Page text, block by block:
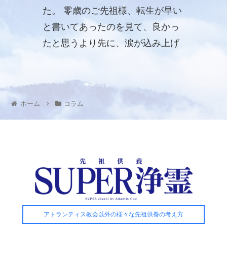
た。 零歳のご先祖様、転生が早い
と書いてあったのを見て、良かっ
たと思うより先に、涙が込み上げ
ホーム コラム
アトランティス教会以外の様々な先祖供養の考え方